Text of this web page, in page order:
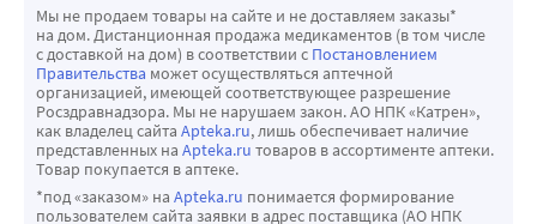
Мы не продаем товары на сайте и не доставляем заказы*
на дом. Дистанционная продажа медикаментов (в том числе
с доставкой на дом) в соответствии с Постановлением
Правительства может осуществляться аптечной
организацией, имеющей соответствующее разрешение
Росздравнадзора. Мы не нарушаем закон. АО НПК «Катрен»,
как владелец сайта Apteka.ru, лишь обеспечивает наличие
представленных на Apteka.ru товаров в ассортименте аптеки.
Товар покупается в аптеке.
*под «заказом» на Apteka.ru понимается формирование
пользователем сайта заявки в адрес поставщика (АО НПК